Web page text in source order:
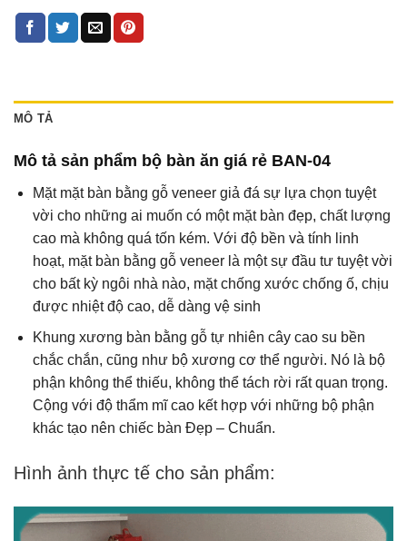
MÔ TẢ
Mô tả sản phẩm bộ bàn ăn giá rẻ BAN-04
Mặt mặt bàn bằng gỗ veneer giả đá sự lựa chọn tuyệt
vời cho những ai muốn có một mặt bàn đẹp, chất lượng
cao mà không quá tốn kém. Với độ bền và tính linh
hoạt, mặt bàn bằng gỗ veneer là một sự đầu tư tuyệt vời
cho bất kỳ ngôi nhà nào, mặt chống xước chống ố, chịu
được nhiệt độ cao, dễ dàng vệ sinh
Khung xương bàn bằng gỗ tự nhiên cây cao su bền
chắc chắn, cũng như bộ xương cơ thể người. Nó là bộ
phận không thể thiếu, không thể tách rời rất quan trọng.
Cộng với độ thẩm mĩ cao kết hợp với những bộ phận
khác tạo nên chiếc bàn Đẹp – Chuẩn.
Hình ảnh thực tế cho sản phẩm: